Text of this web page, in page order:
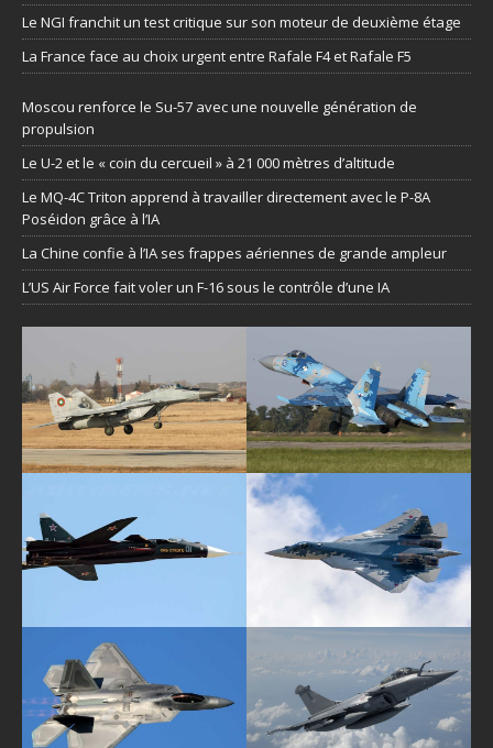
Le NGI franchit un test critique sur son moteur de deuxième étage
La France face au choix urgent entre Rafale F4 et Rafale F5
Moscou renforce le Su-57 avec une nouvelle génération de
propulsion
Le U-2 et le « coin du cercueil » à 21 000 mètres d’altitude
Le MQ-4C Triton apprend à travailler directement avec le P-8A
Poséidon grâce à l’IA
La Chine confie à l’IA ses frappes aériennes de grande ampleur
L’US Air Force fait voler un F-16 sous le contrôle d’une IA